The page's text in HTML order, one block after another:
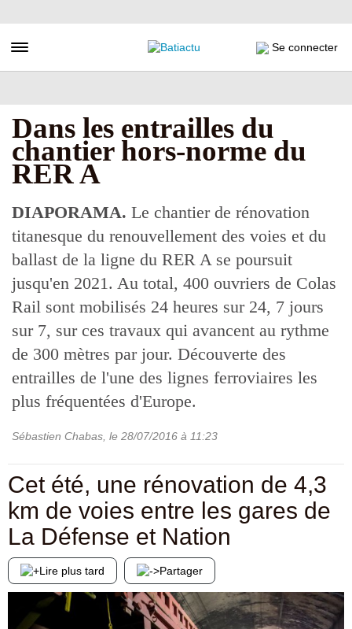
au
principal
Toggle navigation Se connecter
Dans les entrailles du
chantier hors-norme du
RER A
DIAPORAMA. Le chantier de rénovation
titanesque du renouvellement des voies et du
ballast de la ligne du RER A se poursuit
jusqu'en 2021. Au total, 400 ouvriers de Colas
Rail sont mobilisés 24 heures sur 24, 7 jours
sur 7, sur ces travaux qui avancent au rythme
de 300 mètres par jour. Découverte des
entrailles de l'une des lignes ferroviaires les
plus fréquentées d'Europe.
Sébastien Chabas , le 28/07/2016 à 11:23
Cet été, une rénovation de 4,3
km de voies entre les gares de
La Défense et Nation
Lire plus tard Partager